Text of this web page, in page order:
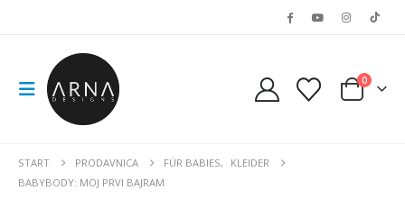
0
START PRODAVNICA FÜR BABIES,
KLEIDER
BABYBODY: MOJ PRVI BAJRAM